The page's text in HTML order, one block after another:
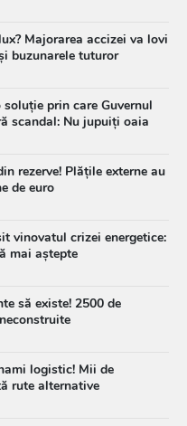
Majorarea accizei va lovi
buzunarele tuturor
prin care Guvernul
scandal: Nu jupuiți oaia
rezerve! Plățile externe au
de euro
vinovatul crizei energetice:
mai aștepte
să existe! 2500 de
logistic! Mii de
rute alternative